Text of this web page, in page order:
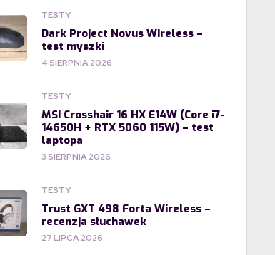
TESTY
Dark Project Novus Wireless –
test myszki
4 SIERPNIA 2026
TESTY
MSI Crosshair 16 HX E14W (Core i7-
14650H + RTX 5060 115W) – test
laptopa
3 SIERPNIA 2026
TESTY
Trust GXT 498 Forta Wireless –
recenzja słuchawek
27 LIPCA 2026